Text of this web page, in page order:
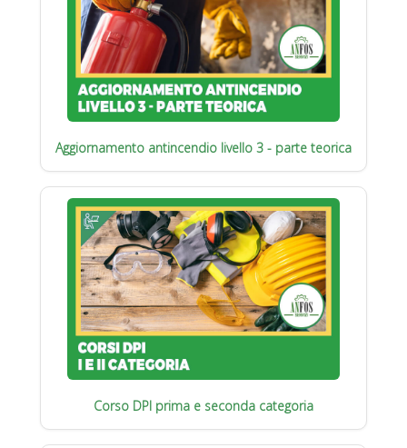
Aggiornamento antincendio livello 3 - parte teorica
Corso DPI prima e seconda categoria